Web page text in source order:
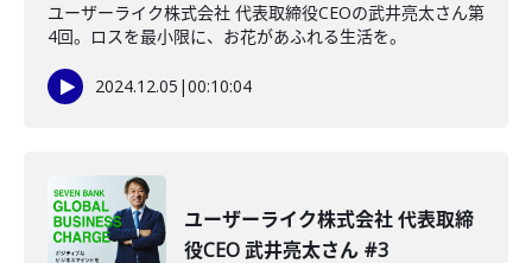
ユーザーライク株式会社 代表取締役CEOの武井亮太さん第
4回。ロスを最小限に、お花があふれる生活を。
2024.12.05 |00:10:04
ユーザーライク株式会社 代表取締
役CEO 武井亮太さん #3